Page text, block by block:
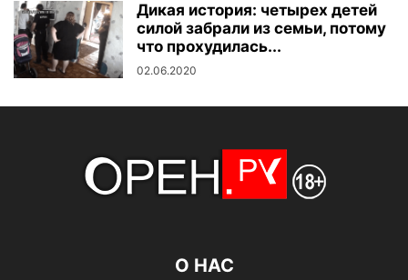
Дикая история: четырех детей
силой забрали из семьи, потому
что прохудилась...
02.06.2020
О НАС